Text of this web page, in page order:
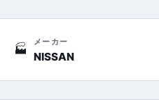
🏭
メーカー
NISSAN